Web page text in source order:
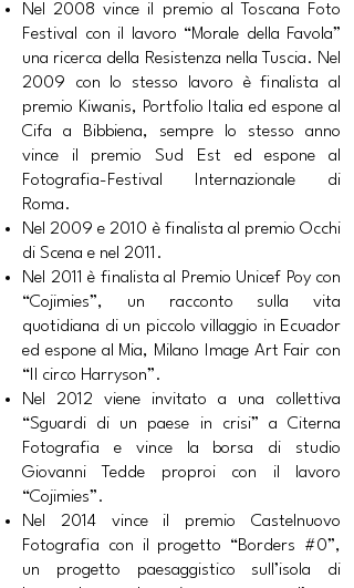
Nel 2008 vince il premio al Toscana Foto
Festival con il lavoro “Morale della Favola”
una ricerca della Resistenza nella Tuscia. Nel
2009 con lo stesso lavoro è finalista al
premio Kiwanis, Portfolio Italia ed espone al
Cifa a Bibbiena, sempre lo stesso anno
vince il premio Sud Est ed espone al
Fotografia-Festival Internazionale di
Roma.
Nel 2009 e 2010 è finalista al premio Occhi
di Scena e nel 2011.
Nel 2011 è finalista al Premio Unicef Poy con
“Cojimies”, un racconto sulla vita
quotidiana di un piccolo villaggio in Ecuador
ed espone al Mia, Milano Image Art Fair con
“Il circo Harryson”.
Nel 2012 viene invitato a una collettiva
“Sguardi di un paese in crisi” a Citerna
Fotografia e vince la borsa di studio
Giovanni Tedde proproi con il lavoro
“Cojimies”.
Nel 2014 vince il premio Castelnuovo
Fotografia con il progetto “Borders #0”,
un progetto paesaggistico sull’isola di